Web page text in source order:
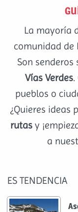
La mayoría
comunidad de
Son senderos
Vías Verdes.
pueblos o
¿Quieres ideas
rutas y
a
ES TENDENCIA